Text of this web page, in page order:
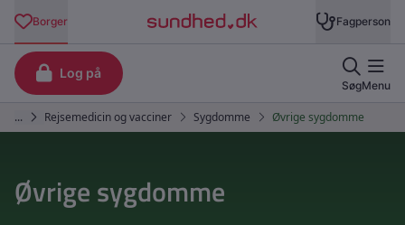
Øvrige sygdomme